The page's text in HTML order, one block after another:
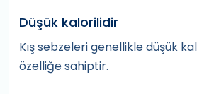
Düşük kalorilidir
Kış sebzeleri genellikle düşük
özelliğe sahiptir.